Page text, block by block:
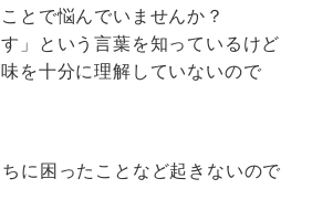
とで悩んでいませんか？
」という言葉を知っているけど
を十分に理解していないので
に困ったことなど起きないので